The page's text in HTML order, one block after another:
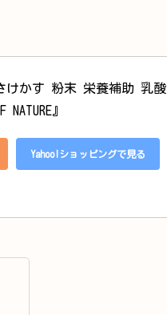
けかす 粉末 栄養補助 乳酸
』
Yahoo!ショッピングで見る